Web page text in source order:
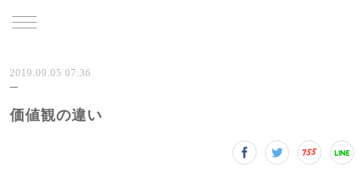
2019.09.05 07:36
価値観の違い